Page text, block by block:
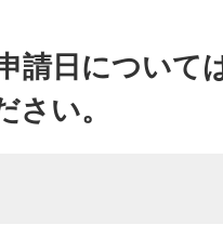
請日について
さい。